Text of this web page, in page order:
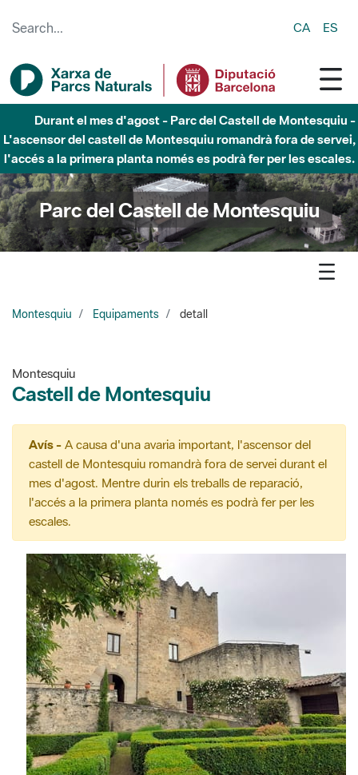
CA ES
Durant el mes d'agost - Parc del Castell de Montesquiu -
L'ascensor del castell de Montesquiu romandrà fora de servei,
l'accés a la primera planta només es podrà fer per les escales.
Parc del Castell de Montesquiu
Montesquiu Equipaments detall
Montesquiu
Castell de Montesquiu
Avís - A causa d'una avaria important, l'ascensor del
castell de Montesquiu romandrà fora de servei durant el
mes d'agost. Mentre durin els treballs de reparació,
l'accés a la primera planta només es podrà fer per les
escales.